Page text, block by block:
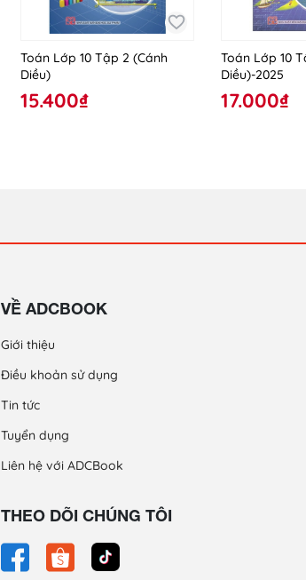
Toán Lớp 10 Tập 2 (Cánh
Diều)
15.400₫
Toán Lớp 10
Diều)-2025
17.000₫
VỀ ADCBOOK
Giới thiệu
Điều khoản sử dụng
Tin tức
Tuyển dụng
Liên hệ với ADCBook
THEO DÕI CHÚNG TÔI